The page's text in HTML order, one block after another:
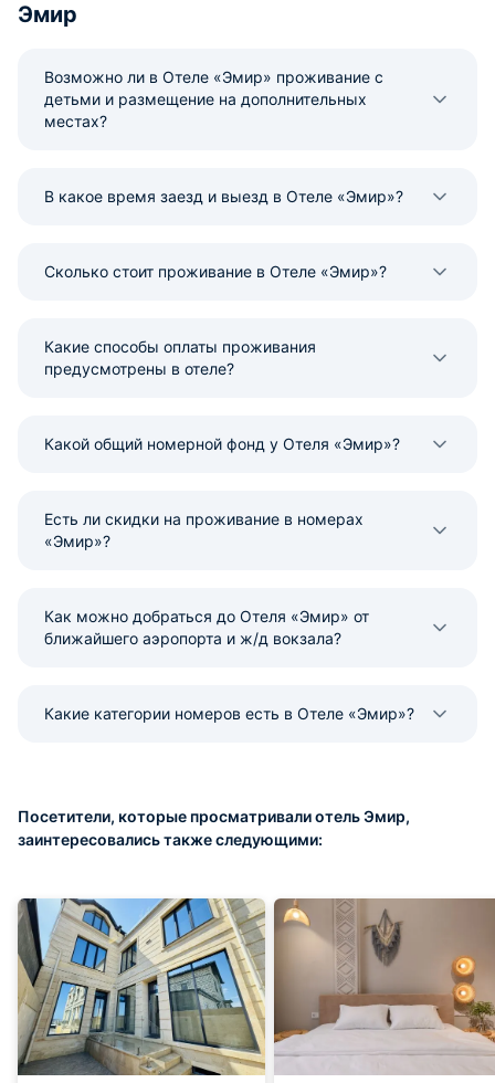
Эмир
Возможно ли в Отеле «Эмир» проживание с
детьми и размещение на дополнительных
местах?
В какое время заезд и выезд в Отеле «Эмир»?
Сколько стоит проживание в Отеле «Эмир»?
Какие способы оплаты проживания
предусмотрены в отеле?
Какой общий номерной фонд у Отеля «Эмир»?
Есть ли скидки на проживание в номерах
«Эмир»?
Как можно добраться до Отеля «Эмир» от
ближайшего аэропорта и ж/д вокзала?
Какие категории номеров есть в Отеле «Эмир»?
Посетители, которые просматривали отель Эмир,
заинтересовались также следующими: